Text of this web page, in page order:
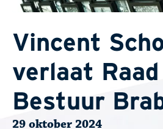
Vincent
verlaat
Bestuur
29 oktober 2024